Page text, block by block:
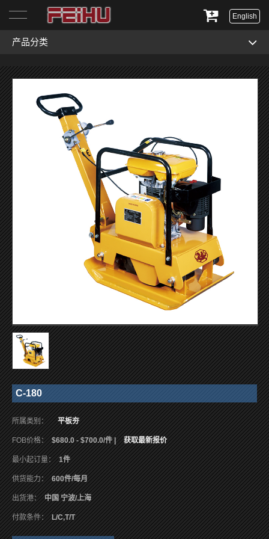
English
产品分类
C-180
所属类别： 平板夯
FOB价格： $680.0 - $700.0/件 | 获取最新报价
最小起订量： 1件
供货能力： 600件/每月
出货港： 中国 宁波/上海
付款条件： L/C,T/T
首页
关于我们
产品展示
服务与支持